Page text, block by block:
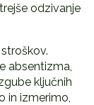
odzivanje
absentizma,
ključnih
in izmerimo,